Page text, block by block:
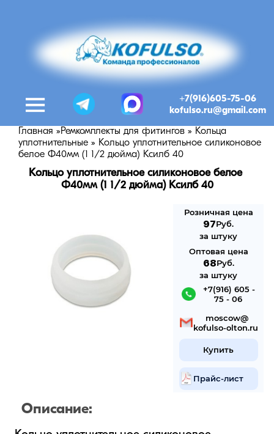
+7(916)605-75-06
kofulso.ru@gmail.com
Главная »Ремкомплекты для фитингов » Кольца
уплотнительные » Кольцо уплотнительное силиконовое
белое Ф40мм (1 1/2 дюйма) Ксилб 40
Кольцо уплотнительное силиконовое белое
Ф40мм (1 1/2 дюйма) Ксилб 40
Розничная цена
97Руб.
за штуку
Оптовая цена
68Руб.
за штуку
+7(916) 605 -
75 - 06
mosсow@
kofulso-olton.ru
Купить
Прайс-лист
Описание: